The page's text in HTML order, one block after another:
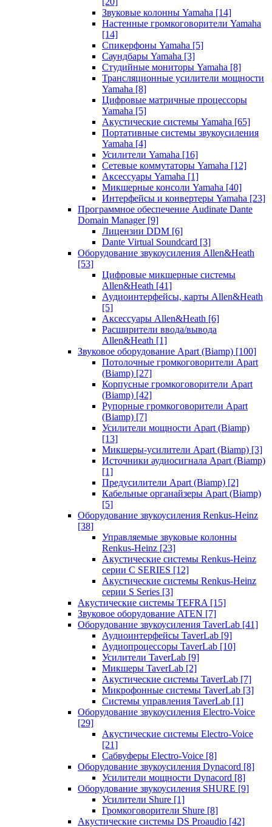
Звуковые колонны Yamaha [14]
Настенные громкоговорители Yamaha
[14]
Спикерфоны Yamaha [5]
Саундбары Yamaha [3]
Студийные мониторы Yamaha [8]
Трансляционные усилители мощности
Yamaha [8]
Цифровые матричные процессоры
Yamaha [5]
Акустические системы Yamaha [65]
Портативные системы звукоусиления
Yamaha [4]
Усилители Yamaha [16]
Сетевые коммутаторы Yamaha [12]
Аксессуары Yamaha [1]
Микшерные консоли Yamaha [40]
Интерфейсы и конвертеры Yamaha [23]
Программное обеспечение Audinate Dante
Domain Manager [9]
Лицензии DDM [6]
Dante Virtual Soundcard [3]
Оборудование звукоусиления Allen&Heath
[53]
Цифровые микшерные системы
Allen&Heath [41]
Аудиоинтерфейсы, карты Allen&Heath
[5]
Аксессуары Allen&Heath [6]
Расширители ввода/вывода
Allen&Heath [1]
Звуковое оборудование Apart (Biamp) [100]
Потолочные громкоговорители Apart
(Biamp) [27]
Корпусные громкоговорители Apart
(Biamp) [42]
Рупорные громкоговорители Apart
(Biamp) [7]
Усилители мощности Apart (Biamp)
[13]
Микшеры-усилители Apart (Biamp) [3]
Источники аудиосигнала Apart (Biamp)
[1]
Предусилители Apart (Biamp) [2]
Кабельные органайзеры Apart (Biamp)
[5]
Оборудование звукоусиления Renkus-Heinz
[38]
Управляемые звуковые колонны
Renkus-Heinz [23]
Акустические системы Renkus-Heinz
серии C SERIES [12]
Акустические системы Renkus-Heinz
серии S Series [3]
Акустические системы TEFRA [15]
Звуковое оборудование ATEN [7]
Оборудование звукоусиления TaverLab [41]
Аудиоинтерфейсы TaverLab [9]
Аудиопроцессоры TaverLab [10]
Усилители TaverLab [9]
Микшеры TaverLab [2]
Акустические системы TaverLab [7]
Микрофонные системы TaverLab [3]
Системы управления TaverLab [1]
Оборудование звукоусиления Electro-Voice
[29]
Акустические системы Electro-Voice
[21]
Сабвуферы Electro-Voice [8]
Оборудование звукоусиления Dynacord [8]
Усилители мощности Dynacord [8]
Оборудование звукоусиления SHURE [9]
Усилители Shure [1]
Громкоговорители Shure [8]
Акустические системы DS Proaudio [42]